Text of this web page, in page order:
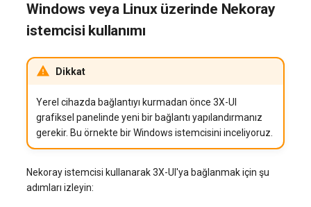
Windows veya Linux üzerinde Nekoray
istemcisi kullanımı
Dikkat
Yerel cihazda bağlantıyı kurmadan önce 3X-UI
grafiksel panelinde yeni bir bağlantı yapılandırmanız
gerekir. Bu örnekte bir Windows istemcisini inceliyoruz.
Nekoray istemcisi kullanarak 3X-UI'ya bağlanmak için şu
adımları izleyin: